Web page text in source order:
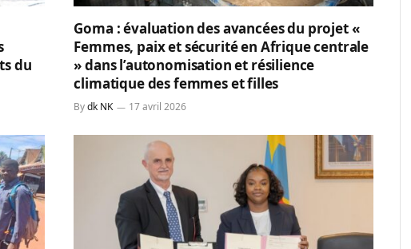
du
Goma : évaluation des avancées du projet «
Femmes, paix et sécurité en Afrique centrale
» dans l’autonomisation et résilience
climatique des femmes et filles
By dk NK 17 avril 2026